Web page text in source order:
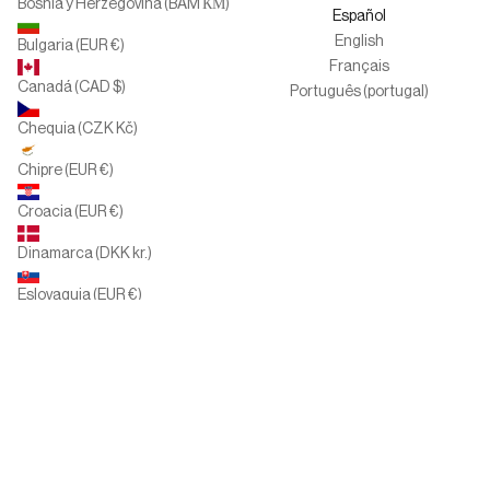
Bosnia y Herzegovina (BAM КМ)
Bulgaria (EUR €)
Canadá (CAD $)
Chequia (CZK Kč)
Chipre (EUR €)
Croacia (EUR €)
Dinamarca (DKK kr.)
Eslovaquia (EUR €)
Español
English
Français
Português (portugal)